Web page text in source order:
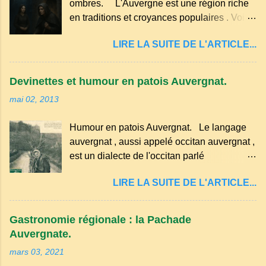
g de beurre. Commencez par équeuter les
cerises sans les dénoyauter de préférence,
séchez-les sur un torchon.
ombres. L'Auvergne est une région riche
en traditions et croyances populaires . Voici
marqué ses campagnes : Superstitions : Le
pain retourné. Quand, à un repas, un des
convives tourne son pain à l’envers, les
voisins se hâtent de planter dans le
aperçoit, il remet le pain sur le bon coté,
mais il doit payer autant de bouteilles de vin
qu’il y a de couteaux ou de fourchettes
d’Ambert). Les quatre chemins. Quand
deux chemins se rencontrent et se coupent,
leur intersection forme un carrefour qui a
LIRE LA SUITE DE L'ARTICLE...
Devinettes et humour en patois Auvergnat.
mai 02, 2013
Humour en patois Auvergnat. Le langage
auvergnat , aussi appelé occitan auvergnat ,
est un dialecte de l'occitan parlé
certaines parties du Massif central . Il
appartient à la famille des langues romanes
et est classé parmi les dialectes du nord-
occitan . Bien que le nombre de locuteurs
LIRE LA SUITE DE L'ARTICLE...
Gastronomie régionale : la Pachade
Auvergnate.
mars 03, 2021